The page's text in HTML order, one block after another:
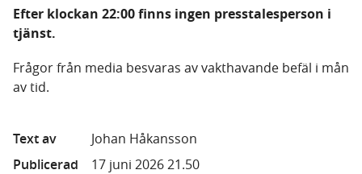
Efter klockan 22:00 finns ingen presstalesperson i
tjänst.
Frågor från media besvaras av vakthavande befäl i mån
av tid.
Text av
Johan Håkansson
Publicerad
17 juni 2026 21.50